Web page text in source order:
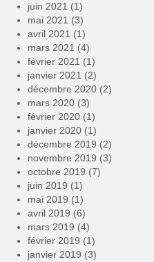
juin 2021 (1)
mai 2021 (3)
avril 2021 (1)
mars 2021 (4)
février 2021 (1)
janvier 2021 (2)
décembre 2020 (2)
mars 2020 (3)
février 2020 (1)
janvier 2020 (1)
décembre 2019 (2)
novembre 2019 (3)
octobre 2019 (7)
juin 2019 (1)
mai 2019 (1)
avril 2019 (6)
mars 2019 (4)
février 2019 (1)
janvier 2019 (3)